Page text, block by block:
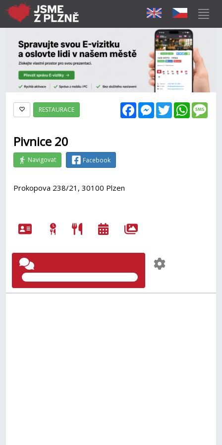
FacebookMessenger
Twitter
RESTAURACE
Pivnice 20
Navigovat Facebook
Prokopova 238/21, 30100 Plzen